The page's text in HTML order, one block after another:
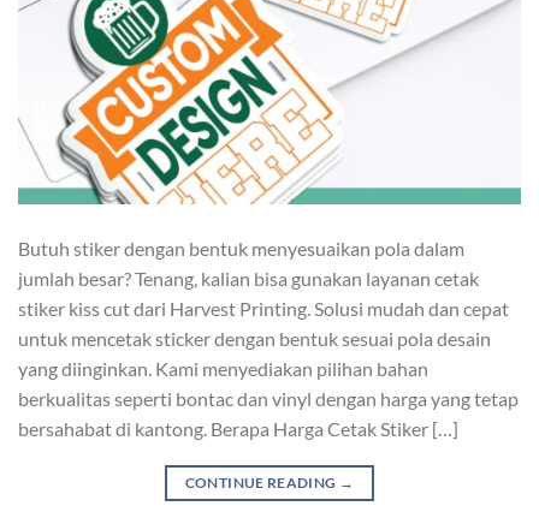
Butuh stiker dengan bentuk menyesuaikan pola dalam
jumlah besar? Tenang, kalian bisa gunakan layanan cetak
stiker kiss cut dari Harvest Printing. Solusi mudah dan cepat
untuk mencetak sticker dengan bentuk sesuai pola desain
yang diinginkan. Kami menyediakan pilihan bahan
berkualitas seperti bontac dan vinyl dengan harga yang tetap
bersahabat di kantong. Berapa Harga Cetak Stiker […]
CONTINUE READING →